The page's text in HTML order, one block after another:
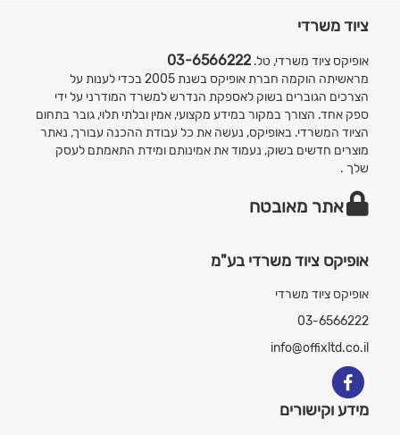
ציוד משרדי
אופיקס ציוד משרדי, טל. 03-6566222
מראשיתה הוקמה חברת אופיקס בשנת 2005 בכדי לענות על
הצרכים הגוברים בשוק לאספקת הנדרש למשרד המודרני על ידי
ספק אחד. הצורך במקור במידע מקצועי, אמין ובלתי תלוי, גובר בתחום
הציוד המשרדי. באופיקס, נעשה את כל עבודת ההכנה עבורך, נאתר
מוצרים חדשים בשוק, נעמוד את אמינותם ומידת התאמתם לעסק
שלך .
אתר מאובטח
אופיקס ציוד משרדי בע"מ
אופיקס ציוד משרדי
03-6566222
info@offixltd.co.il
מידע וקישורים